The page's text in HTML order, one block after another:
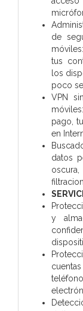
de
tus
los
poco
VPN
pago,
en
datos
y